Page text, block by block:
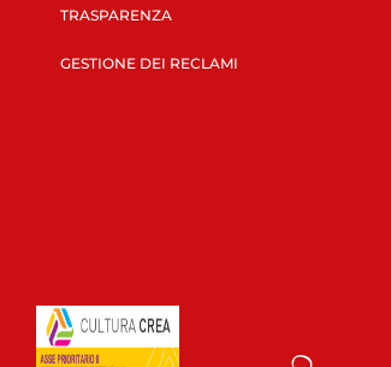
TRASPARENZA
GESTIONE DEI RECLAMI